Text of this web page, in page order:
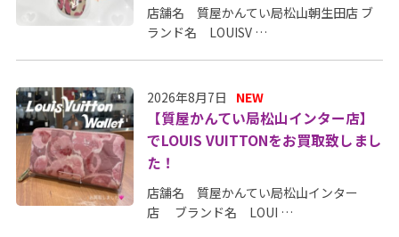
店舗名 質屋かんてい局松山朝生田店 ブ
ランド名 LOUISV …
2026年8月7日 NEW
【質屋かんてい局松山インター店】
でLOUIS VUITTONをお買取致しまし
た！
店舗名 質屋かんてい局松山インター
店 ブランド名 LOUI …